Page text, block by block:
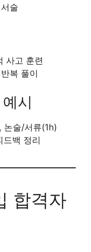
술
사고 훈련
복 풀이
시
논술/서류(1h)
드백 정리
합격자